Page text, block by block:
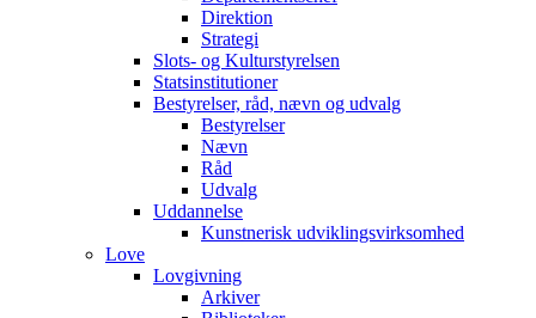
Direktion
Strategi
Slots- og Kulturstyrelsen
Statsinstitutioner
Bestyrelser, råd, nævn og udvalg
Bestyrelser
Nævn
Råd
Udvalg
Uddannelse
Kunstnerisk udviklingsvirksomhed
Love
Lovgivning
Arkiver